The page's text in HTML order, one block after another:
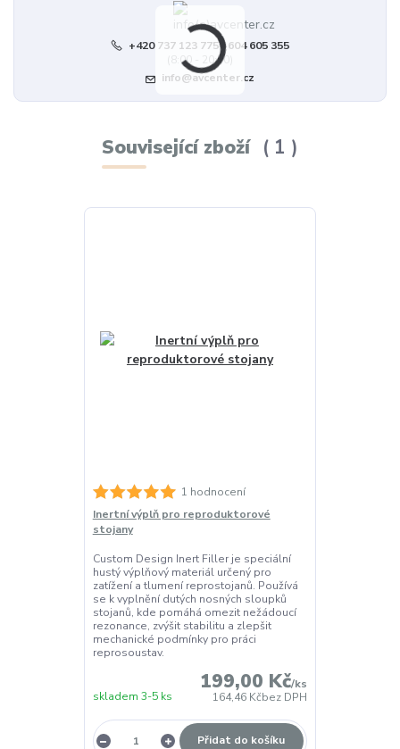
+420 737 123 775 | 604 605 355
(8:00 - 20:00)
info@avcenter.cz
Související zboží 1
1 hodnocení
Inertní výplň pro reproduktorové
stojany
Custom Design Inert Filler je speciální
hustý výplňový materiál určený pro
zatížení a tlumení reprostojanů. Používá
se k vyplnění dutých nosných sloupků
stojanů, kde pomáhá omezit nežádoucí
rezonance, zvýšit stabilitu a zlepšit
mechanické podmínky pro práci
reprosoustav.
199,00 Kč/ks
164,46 Kčbez DPH
skladem 3-5 ks
Přidat do košíku